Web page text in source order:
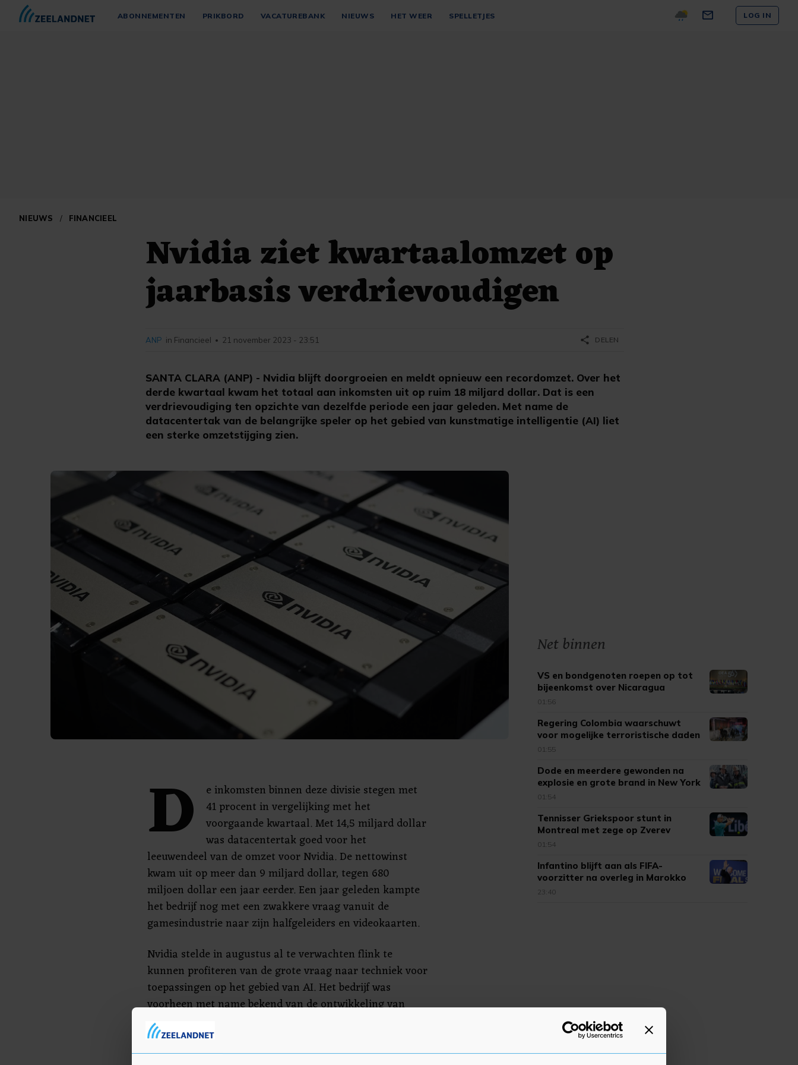
ABONNEMENTEN PRIKBORD VACATUREBANK NIEUWS HET WEER SPELLETJES LOG IN
NIEUWS / FINANCIEEL
Nvidia ziet kwartaalomzet op
jaarbasis verdrievoudigen
SANTA CLARA (ANP) - Nvidia blijft doorgroeien en meldt opnieuw een recordomzet. Over het
derde kwartaal kwam het totaal aan inkomsten uit op ruim 18 miljard dollar. Dat is een
verdrievoudiging ten opzichte van dezelfde periode een jaar geleden. Met name de
datacentertak van de belangrijke speler op het gebied van kunstmatige intelligentie (AI) liet
een sterke omzetstijging zien.
ANP in Financieel • 21 november 2023 - 23:51 share DELEN
D
e inkomsten binnen deze divisie stegen met
41 procent in vergelijking met het
voorgaande kwartaal. Met 14,5 miljard dollar
was datacentertak goed voor het
leeuwendeel van de omzet voor Nvidia. De nettowinst
kwam uit op meer dan 9 miljard dollar, tegen 680
miljoen dollar een jaar eerder. Een jaar geleden kampte
het bedrijf nog met een zwakkere vraag vanuit de
gamesindustrie naar zijn halfgeleiders en videokaarten.
Nvidia stelde in augustus al te verwachten flink te
kunnen profiteren van de grote vraag naar techniek voor
toepassingen op het gebied van AI. Het bedrijf was
voorheen met name bekend van de ontwikkeling van
grafische kaarten voor gamecomputers. Maar inmiddels
speelt Nvidia een centrale rol binnen de AI-technologie.
Zo maakt het bedrijf processors voor datacenters.
Net binnen
VS en bondgenoten roepen op tot
bijeenkomst over Nicaragua
01:56
Regering Colombia waarschuwt
voor mogelijke terroristische daden
01:55
Dode en meerdere gewonden na
explosie en grote brand in New York
01:54
Tennisser Griekspoor stunt in
Montreal met zege op Zverev
01:54
Infantino blijft aan als FIFA-
voorzitter na overleg in Marokko
23:40